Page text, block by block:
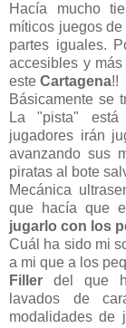
Hacía mucho
míticos juegos de
partes iguales.
accesibles y
este Cartagena!!
Básicamente se
La "pista"
jugadores irán
avanzando sus
piratas al bote
Mecánica
que hacía que
jugarlo con los
Cuál ha sido mi
a mi que a los
Filler del que
lavados de
modalidades de